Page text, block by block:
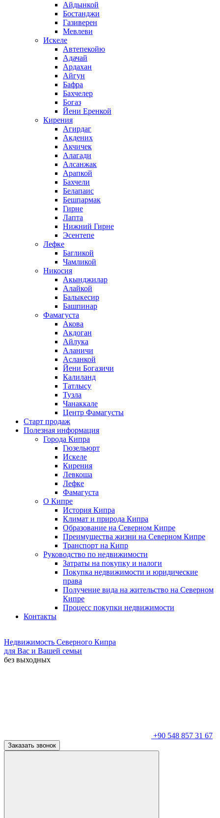
Айдынкой
Бостанджи
Газиверен
Мевлеви
Искеле
Автепекойю
Адачай
Ардахан
Айгун
Бафра
Бахчелер
Богаз
Йени Еренкой
Кирения
Агирдаг
Акдених
Акчичек
Алагади
Алсанжак
Арапкой
Бахчели
Белапаис
Бешпармак
Гирне
Лапта
Нижний Гирне
Эсентепе
Лефке
Багликой
Чамликой
Никосия
Акынджилар
Алайкой
Балыкесир
Башпинар
Фамагуста
Акова
Акдоган
Айлука
Аланичи
Асланкой
Йени Богазичи
Калиланд
Татлысу
Тузла
Чанаккале
Центр Фамагусты
Старт продаж
Полезная информация
Города Кипра
Гюзельюрт
Искеле
Кирения
Левкоша
Лефке
Фамагуста
О Кипре
История Кипра
Климат и природа Кипра
Образование на Северном Кипре
Преимущества жизни на Северном Кипре
Транспорт на Кипр
Руководство по недвижимости
Затраты на покупку и налоги
Покупка недвижимости и юридические
права
Получение вида на жительство на Северном
Кипре
Процесс покупки недвижимости
Контакты
Недвижимость Северного Кипра
для Вас и Вашей семьи
без выходных
+90 548 857 31 67
Заказать звонок